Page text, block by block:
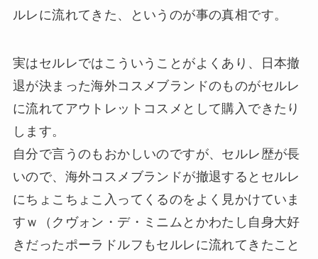
ルレに流れてきた、というのが事の真相です。
実はセルレではこういうことがよくあり、日本撤
退が決まった海外コスメブランドのものがセルレ
に流れてアウトレットコスメとして購入できたり
します。
自分で言うのもおかしいのですが、セルレ歴が長
いので、海外コスメブランドが撤退するとセルレ
にちょこちょこ入ってくるのをよく見かけていま
すｗ（クヴォン・デ・ミニムとかわたし自身大好
きだったポーラドルフもセルレに流れてきたこと